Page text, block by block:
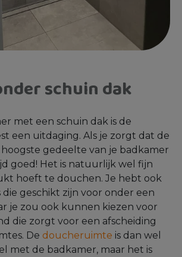
schuin dak
met een schuin dak is de
een uitdaging. Als je zorgt dat de
gedeelte van je badkamer
goed! Het is natuurlijk wel fijn
hoeft te douchen. Je hebt ook
geschikt zijn voor onder een
je zou ook kunnen kiezen voor
die zorgt voor een afscheiding
De doucheruimte is dan wel
met de badkamer, maar het is